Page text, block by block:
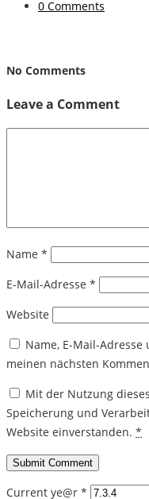
0 Comments
No Comments
Leave a Comment
Name *
E-Mail-Adresse *
Website
Name, E-Mail-
meinen nächsten
Mit der Nutzung
Speicherung und
Website einverstanden. *
Current ye@r *